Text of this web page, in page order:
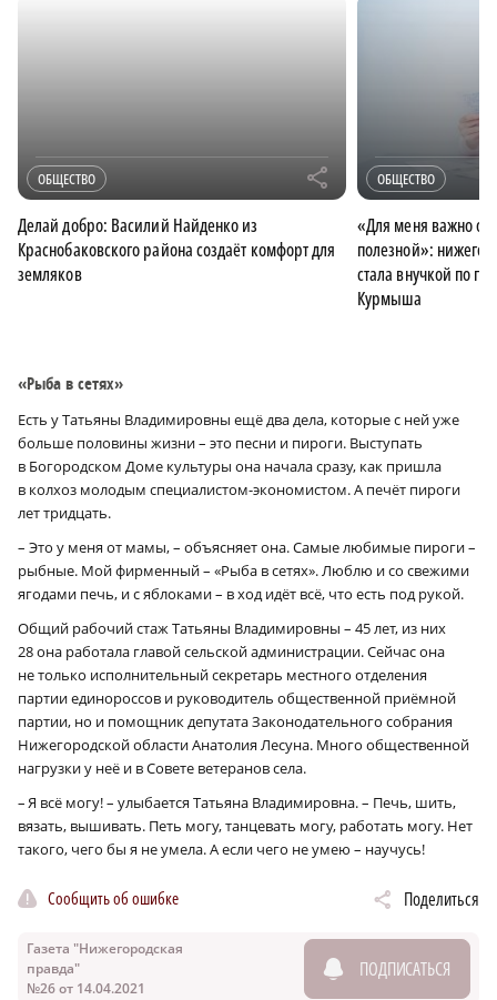
ОБЩЕСТВО r
Делай добро: Василий Найденко из
Краснобаковского района создаёт комфорт для
земляков
ОБЩЕСТВО
«Для меня важно
полезной»:
стала внучкой по
Курмыша
«Рыба в сетях»
Есть у Татьяны Владимировны ещё два дела, которые с ней уже
больше половины жизни – это песни и пироги. Выступать
в Богородском Доме культуры она начала сразу, как пришла
в колхоз молодым специалистом-экономистом. А печёт пироги
лет тридцать.
– Это у меня от мамы, – объясняет она. Самые любимые пироги –
рыбные. Мой фирменный – «Рыба в сетях». Люблю и со свежими
ягодами печь, и с яблоками – в ход идёт всё, что есть под рукой.
Общий рабочий стаж Татьяны Владимировны – 45 лет, из них
28 она работала главой сельской администрации. Сейчас она
не только исполнительный секретарь местного отделения
партии единороссов и руководитель общественной приёмной
партии, но и помощник депутата Законодательного собрания
Нижегородской области Анатолия Лесуна. Много общественной
нагрузки у неё и в Совете ветеранов села.
– Я всё могу! – улыбается Татьяна Владимировна. – Печь, шить,
вязать, вышивать. Петь могу, танцевать могу, работать могу. Нет
такого, чего бы я не умела. А если чего не умею – научусь!
Сообщить об ошибке Поделиться
Газета "Нижегородская
правда"
№26 от 14.04.2021
ПОДПИСАТЬСЯ